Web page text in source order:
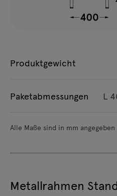
Produktgewicht
Paketabmessungen L
Alle Maße sind in mm angegeben
Metallrahmen